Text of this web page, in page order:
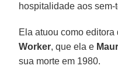
hospitalidade aos
Ela atuou como
Worker, que ela e
sua morte em 1980.